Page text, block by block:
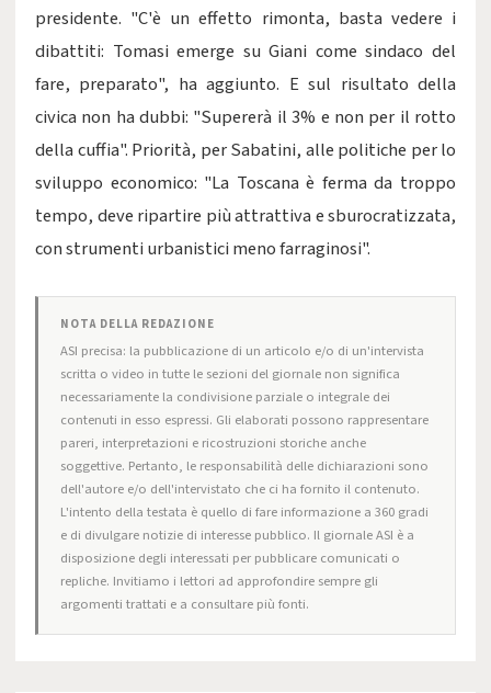
presidente. "C'è un effetto rimonta, basta vedere i
dibattiti: Tomasi emerge su Giani come sindaco del
fare, preparato", ha aggiunto. E sul risultato della
civica non ha dubbi: "Supererà il 3% e non per il rotto
della cuffia". Priorità, per Sabatini, alle politiche per lo
sviluppo economico: "La Toscana è ferma da troppo
tempo, deve ripartire più attrattiva e sburocratizzata,
con strumenti urbanistici meno farraginosi".
NOTA DELLA REDAZIONE
ASI precisa: la pubblicazione di un articolo e/o di un'intervista
scritta o video in tutte le sezioni del giornale non significa
necessariamente la condivisione parziale o integrale dei
contenuti in esso espressi. Gli elaborati possono rappresentare
pareri, interpretazioni e ricostruzioni storiche anche
soggettive. Pertanto, le responsabilità delle dichiarazioni sono
dell'autore e/o dell'intervistato che ci ha fornito il contenuto.
L'intento della testata è quello di fare informazione a 360 gradi
e di divulgare notizie di interesse pubblico. Il giornale ASI è a
disposizione degli interessati per pubblicare comunicati o
repliche. Invitiamo i lettori ad approfondire sempre gli
argomenti trattati e a consultare più fonti.